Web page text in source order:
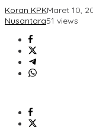
Koran KPKMaret 10,
Nusantara51 views